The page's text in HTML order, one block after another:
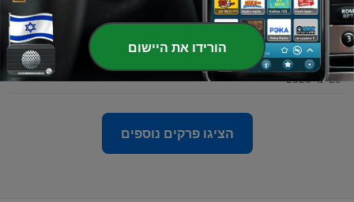
109
- כלכלת תשומת הלב | האמת כואבת | פרק # 107
19 פבר' 2026
108
- טיפוס מרצה | האמת כואבת | פרק # 106
29 ינו' 2026
הציגו פרקים נוספים
הורידו את היישום